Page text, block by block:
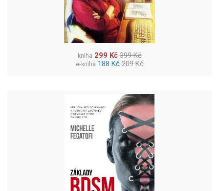
kniha 299 Kč 399 Kč
e-kniha 188 Kč 209 Kč